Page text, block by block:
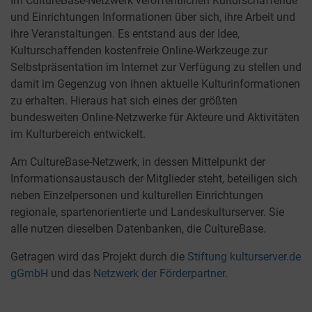
und Einrichtungen Informationen über sich, ihre Arbeit und
ihre Veranstaltungen. Es entstand aus der Idee,
Kulturschaffenden kostenfreie Online-Werkzeuge zur
Selbstpräsentation im Internet zur Verfügung zu stellen und
damit im Gegenzug von ihnen aktuelle Kulturinformationen
zu erhalten. Hieraus hat sich eines der größten
bundesweiten Online-Netzwerke für Akteure und Aktivitäten
im Kulturbereich entwickelt.
Am CultureBase-Netzwerk, in dessen Mittelpunkt der
Informationsaustausch der Mitglieder steht, beteiligen sich
neben Einzelpersonen und kulturellen Einrichtungen
regionale, spartenorientierte und Landeskulturserver. Sie
alle nutzen dieselben Datenbanken, die CultureBase.
Getragen wird das Projekt durch die Stiftung kulturserver.de
gGmbH und das Netzwerk der Förderpartner.